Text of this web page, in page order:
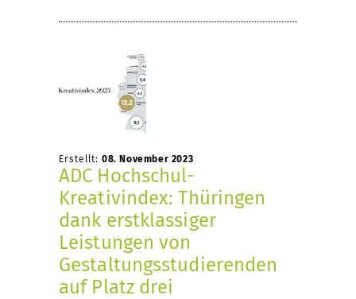
Erstellt: 08. November 2023
ADC Hochschul-
Kreativindex: Thüringen
dank erstklassiger
Leistungen von
Gestaltungsstudierenden
auf Platz drei